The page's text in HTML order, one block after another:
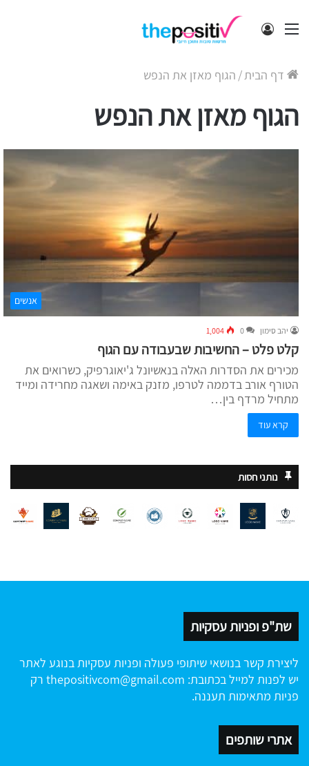
תפריט התחבר
דף הבית/ הגוף מאזן את הנפש
הגוף מאזן את הנפש
אנשים
יהב סימון 0
1,004
קלט פלט – החשיבות שבעבודה עם הגוף
מכירים את הסדרות האלה בנאשיונל ג'יאוגרפיק, כשרואים את
הטורף אורב בדממה לטרפו, מזנק באימה ושאגה מחרידה ומייד
מתחיל מרדף בין…
קרא עוד
נותני חסות
שת"פ ופניות עסקיות
ליצירת קשר בנושאי שיתופי פעולה ופניות עסקיות בנוגע לאתר
יש לפנות למייל בכתובת: thepositivcom@gmail.com רק
פניות מתאימות תעננה.
אתרי שותפים